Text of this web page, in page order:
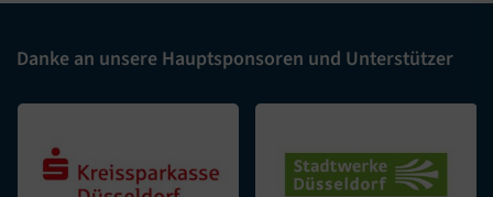
Danke an unsere Hauptsponsoren und Unterstützer